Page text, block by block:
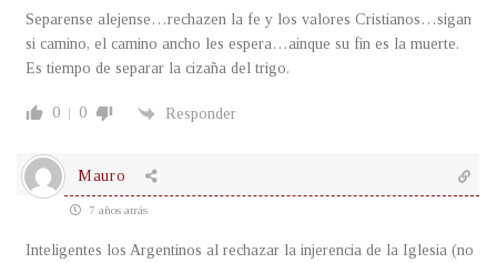
Separense alejense…rechazen la fe y los valores Cristianos…sigan
si camino, el camino ancho les espera…ainque su fin es la muerte.
Es tiempo de separar la cizaña del trigo.
0 0 Responder
Mauro
7 años atrás
Inteligentes los Argentinos al rechazar la injerencia de la Iglesia (no